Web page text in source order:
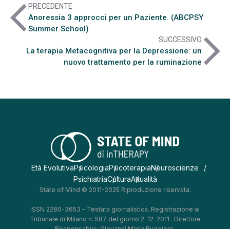
arrow_back_iosPRECEDENTE
Anoressia 3 approcci per un Paziente. (ABCPSY
Summer School)
SUCCESSIVO
La terapia Metacognitiva per la Depressione: un
nuovo trattamento per la ruminazionearrow_forward_ios
Età EvolutivaPsicologiaPsicoterapiaNeuroscienze
PsichiatriaCulturaAttualità
State of Mind © 2011-2025 Riproduzione riservata.
ISSN 2280-3653 – Testata giornalistica. Registrazione al
Tribunale di Milano n. 587 del giorno 2-12-2011- Direttore